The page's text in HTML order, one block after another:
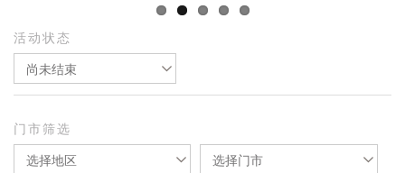
活动状态
尚未结束
门市筛选
选择地区 选择门市